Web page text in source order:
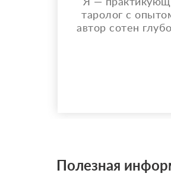
Я —
таролог с
автор сотен
конкретную
(Классическое
Полезная